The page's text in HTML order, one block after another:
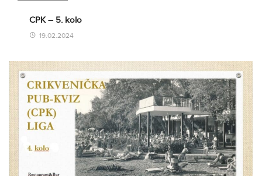
CPK – 5. kolo
19.02.2024